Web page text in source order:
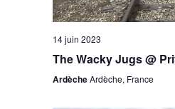
14 juin 2023
The Wacky Jugs @
ArdècheArdèche, France